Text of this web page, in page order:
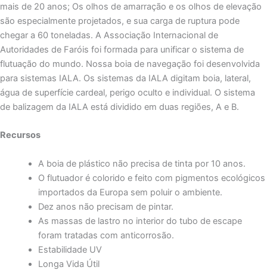
mais de 20 anos; Os olhos de amarração e os olhos de elevação
são especialmente projetados, e sua carga de ruptura pode
chegar a 60 toneladas. A Associação Internacional de
Autoridades de Faróis foi formada para unificar o sistema de
flutuação do mundo. Nossa boia de navegação foi desenvolvida
para sistemas IALA. Os sistemas da IALA digitam boia, lateral,
água de superfície cardeal, perigo oculto e individual. O sistema
de balizagem da IALA está dividido em duas regiões, A e B.
Recursos
A boia de plástico não precisa de tinta por 10 anos.
O flutuador é colorido e feito com pigmentos ecológicos
importados da Europa sem poluir o ambiente.
Dez anos não precisam de pintar.
As massas de lastro no interior do tubo de escape
foram tratadas com anticorrosão.
Estabilidade UV
Longa Vida Útil